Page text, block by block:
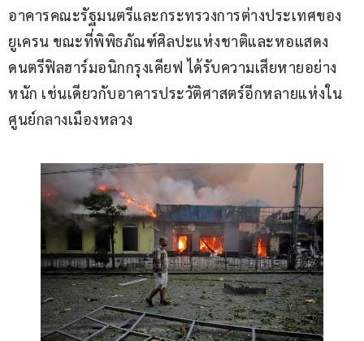
อาคารคณะรัฐมนตรีและกระทรวงการต่างประเทศของ
ยูเครน ขณะที่พิพิธภัณฑ์ศิลปะแห่งชาติและหอแสดง
ดนตรีฟิลฮาร์มอนิกกรุงเคียฟ ได้รับความเสียหายอย่าง
หนัก เช่นเดียวกับอาคารประวัติศาสตร์อีกหลายแห่งใน
ศูนย์กลางเมืองหลวง